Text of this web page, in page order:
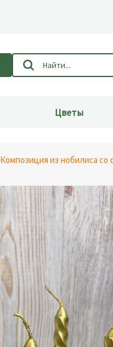
Цветы
Композиция из нобилиса со